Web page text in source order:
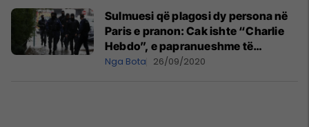
Sulmuesi që plagosi dy persona në
Paris e pranon: Cak ishte “Charlie
Hebdo”, e papranueshme të
ripublikohen karikaturat e profetit
Nga Bota 26/09/2020